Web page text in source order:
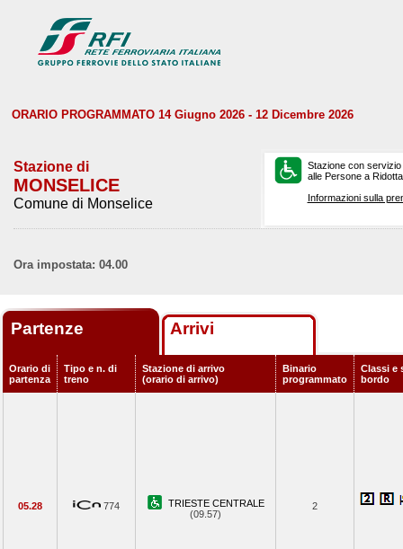
ORARIO PROGRAMMATO 14 Giugno 2026 - 12 Dicembre 2026
Stazione di
MONSELICE
Comune di Monselice
Stazione con
alle Persone a
Informazioni sulla
Ora impostata: 04.00
Partenze Arrivi
Orario di
partenza
Tipo e n. di
treno
Stazione di arrivo
(orario di arrivo)
Binario
programmato
Classi e
bordo
05.28 774
TRIESTE CENTRALE
(09.57)
2